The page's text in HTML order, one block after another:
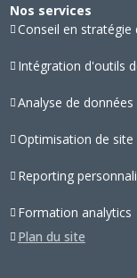
Nos services
Conseil en stratégie
Intégration d'outils
Analyse de données
Optimisation de site
Reporting
Formation analytics
Plan du site